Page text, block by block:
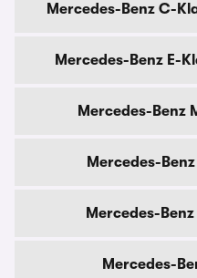
Mercedes-Benz C-
Mercedes-Benz E-
Mercedes-Benz
Mercedes-
Mercedes-
Mercedes-